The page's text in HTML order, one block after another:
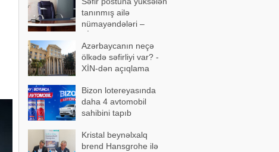
tanınmış ailə
nümayəndələri –
Azərbaycanın neçə
ölkədə səfirliyi var? -
XİN-dən açıqlama
Bizon lotereyasında
daha 4 avtomobil
sahibini tapıb
Kristal beynəlxalq
brend Hansgrohe ilə